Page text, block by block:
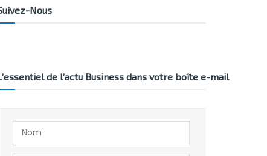
Nous
de l’actu Business dans votre boîte e-mail